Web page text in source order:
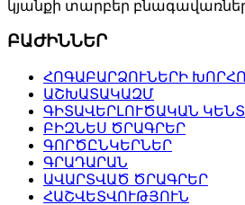
կյանքի տարբեր
ԲԱԺԻՆՆԵՐ
ՀՈԳԱԲԱՐՁՈՒՆԵՐԻ
ԱՇԽԱՏԱԿԱԶՄ
ԳԻՏԱՎԵՐԼՈՒԾԱԿԱՆ
ԲԻԶՆԵՍ ԾՐԱԳՐԵՐ
ԳՈՐԾԸՆԿԵՐՆԵՐ
ԳՐԱԴԱՐԱՆ
ԱՎԱՐՏՎԱԾ ԾՐԱԳՐԵՐ
ՀԱՇՎԵՏՎՈՒԹՅՈՒՆ